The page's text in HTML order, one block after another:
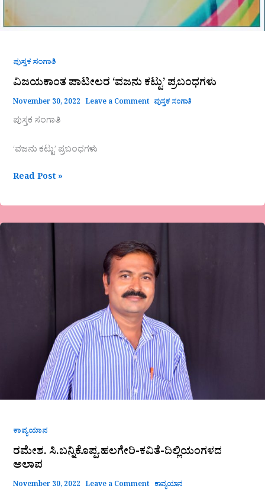
ಪುಸ್ತಕ ಸಂಗಾತಿ
ವಿಜಯಕಾಂತ ಪಾಟೀಲರ ‘ವಜನು ಕಟ್ಟು’ ಪ್ರಬಂಧಗಳು
November 30, 2022 Leave a Comment ಪುಸ್ತಕ ಸಂಗಾತಿ
ಪುಸ್ತಕ ಸಂಗಾತಿ
‘ವಜನು ಕಟ್ಟು’ ಪ್ರಬಂಧಗಳು
Read Post »
ಕಾವ್ಯಯಾನ
ರಮೇಶ. ಸಿ.ಬನ್ನಿಕೊಪ್ಪ.ಹಲಗೇರಿ-ಕವಿತೆ-ದಿಲ್ಲಿಯಂಗಳದ
ಅಲಾಪ
November 30, 2022 Leave a Comment ಕಾವ್ಯಯಾನ